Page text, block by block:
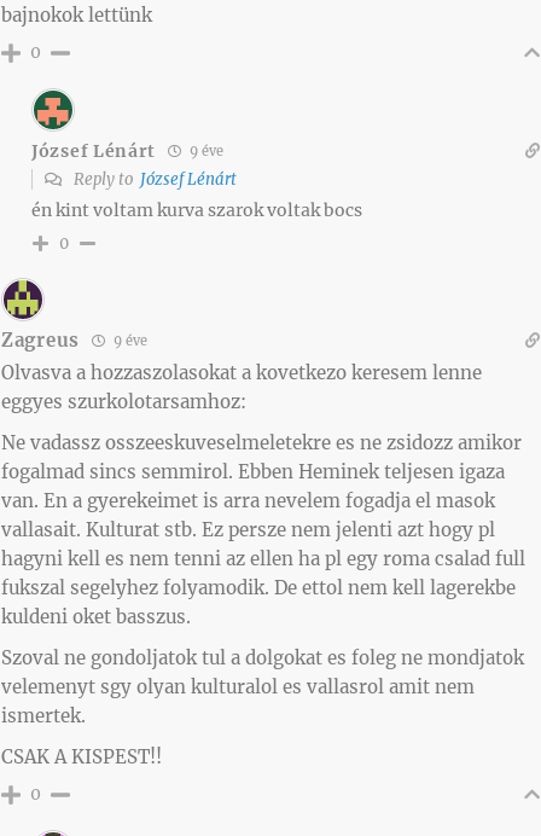
bajnokok lettünk
0
József Lénárt 9 éve
Reply to József Lénárt
én kint voltam kurva szarok voltak bocs
0
Zagreus 9 éve
Olvasva a hozzaszolasokat a kovetkezo keresem lenne
eggyes szurkolotarsamhoz:
Ne vadassz osszeeskuveselmeletekre es ne zsidozz amikor
fogalmad sincs semmirol. Ebben Heminek teljesen igaza
van. En a gyerekeimet is arra nevelem fogadja el masok
vallasait. Kulturat stb. Ez persze nem jelenti azt hogy pl
hagyni kell es nem tenni az ellen ha pl egy roma csalad full
fukszal segelyhez folyamodik. De ettol nem kell lagerekbe
kuldeni oket basszus.
Szoval ne gondoljatok tul a dolgokat es foleg ne mondjatok
velemenyt sgy olyan kulturalol es vallasrol amit nem
ismertek.
CSAK A KISPEST!!
0